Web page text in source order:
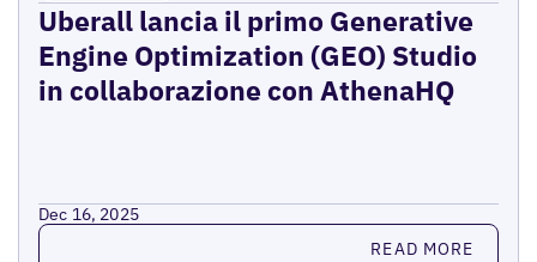
Uberall lancia il primo Generative
Engine Optimization (GEO) Studio
in collaborazione con AthenaHQ
Dec 16, 2025
Read more READ MORE